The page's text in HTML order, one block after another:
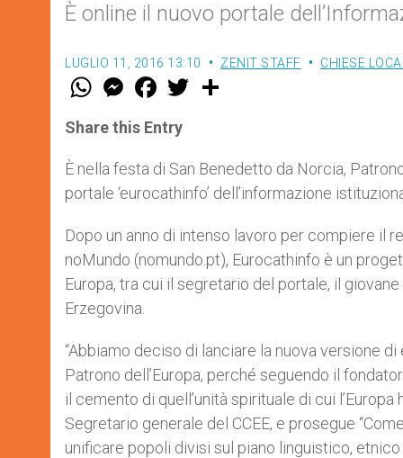
È online il nuovo portale
LUGLIO 11, 2016 13:10 ZENIT STAFF CHIESE
W
t
s
p
p
M
e
s
e
g
e
r
F
a
e
b
o
k
w
r
Share this Entry
È nella festa di San Benedetto da Norcia,
portale ‘eurocathinfo’ dell’informazione
Dopo un anno di intenso lavoro per compiere il
noMundo (nomundo.pt), Eurocathinfo è un
Europa, tra cui il segretario del portale, il
Erzegovina.
“Abbiamo deciso di lanciare la nuova versione
Patrono dell’Europa, perché seguendo il
il cemento di quell’unità spirituale di cui
Segretario generale del CCEE, e prosegue
unificare popoli divisi sul piano linguistico, etnico